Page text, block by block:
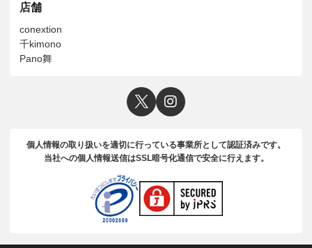
店舗
conextion
千kimono
Pano舞
個人情報の取り扱いを適切に行っている事業所として認証済みです。
当社への個人情報送信はSSL暗号化通信で安全に行えます。